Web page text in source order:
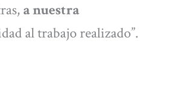
a nuestra
al trabajo realizado”.